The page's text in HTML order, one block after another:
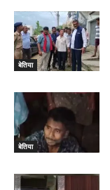
बेतिया
बेतिया